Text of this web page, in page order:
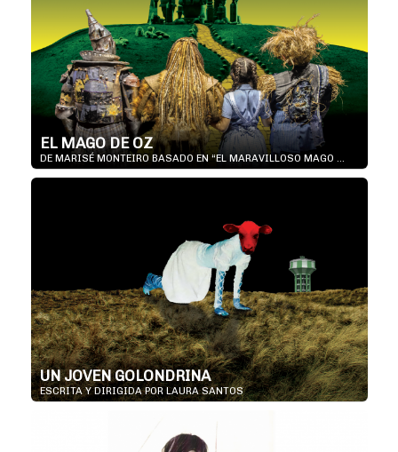
EL MAGO DE OZ
DE MARISÉ MONTEIRO BASADO EN “EL MARAVILLOSO MAGO ...
UN JOVEN GOLONDRINA
ESCRITA Y DIRIGIDA POR LAURA SANTOS